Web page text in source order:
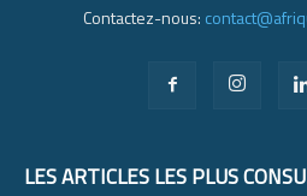
Contactez-nous:
LES ARTICLES LES PLUS